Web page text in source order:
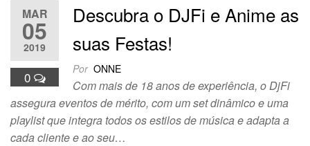
MAR
05
2019
0
Descubra o DJFi e Anime as
suas Festas!
Por ONNE
Com mais de 18 anos de experiência, o DjFi
assegura eventos de mérito, com um set dinâmico e uma
playlist que integra todos os estilos de música e adapta a
cada cliente e ao seu…